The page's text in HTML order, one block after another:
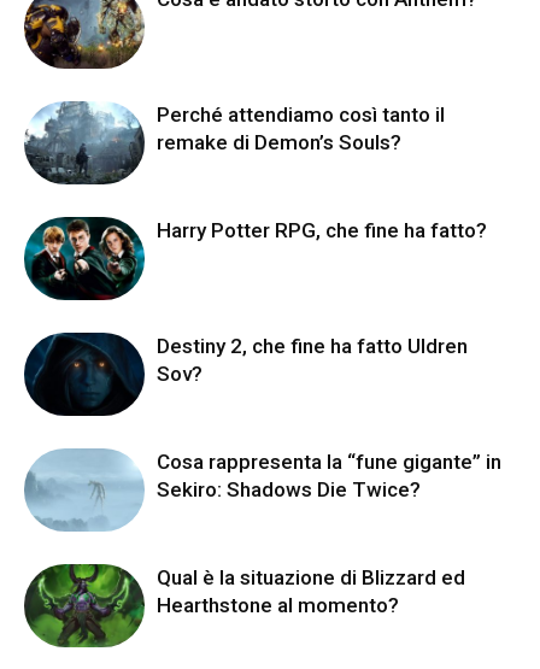
Perché attendiamo così tanto il
remake di Demon’s Souls?
Harry Potter RPG, che fine ha fatto?
Destiny 2, che fine ha fatto Uldren
Sov?
Cosa rappresenta la “fune gigante” in
Sekiro: Shadows Die Twice?
Qual è la situazione di Blizzard ed
Hearthstone al momento?